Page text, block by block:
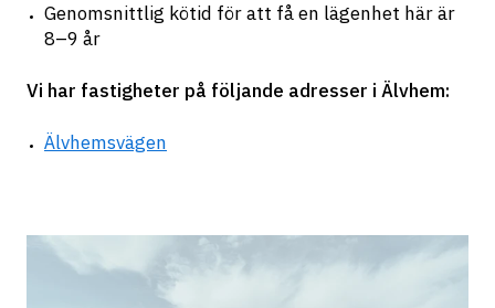
Genomsnittlig kötid för att få en lägenhet här är
8–9 år
Vi har fastigheter på följande adresser i Älvhem:
Älvhemsvägen